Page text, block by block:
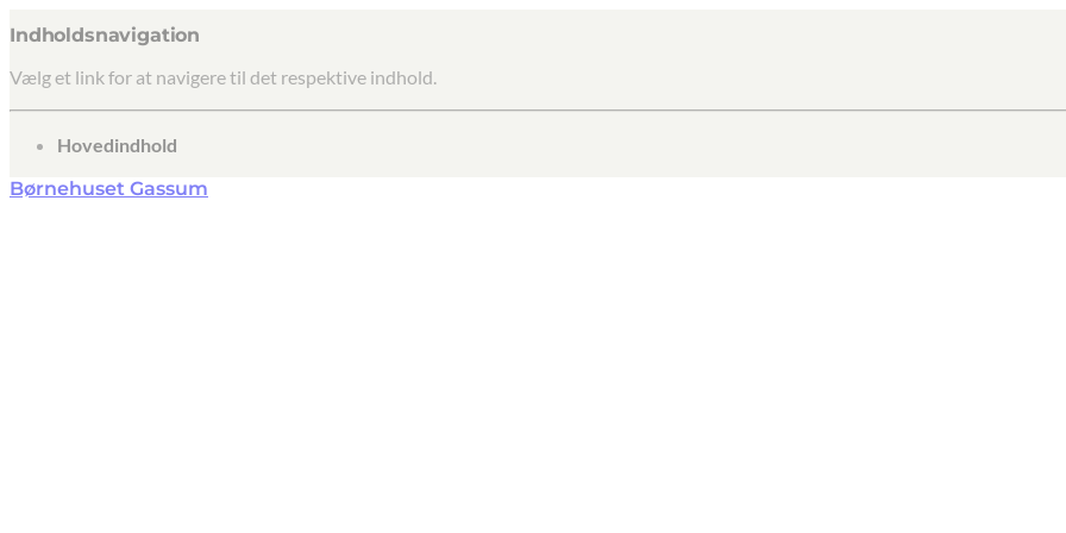
Indholdsnavigation
Vælg et link for at navigere til det respektive indhold.
gå til
Hovedindhold
Børnehuset Gassum